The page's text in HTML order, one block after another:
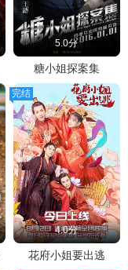
5.0分
糖小姐探案集
完结
4.0分
花府小姐要出逃